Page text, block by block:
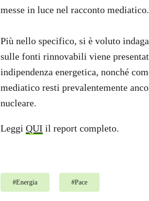
messe in luce nel racconto mediatico.
Più nello specifico, si è voluto
sulle fonti rinnovabili viene
indipendenza energetica, nonché
mediatico resti prevalentemente
nucleare.
Leggi QUI il report completo.
#Energia #Pace